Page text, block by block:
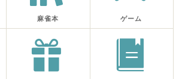
麻雀本 ゲーム